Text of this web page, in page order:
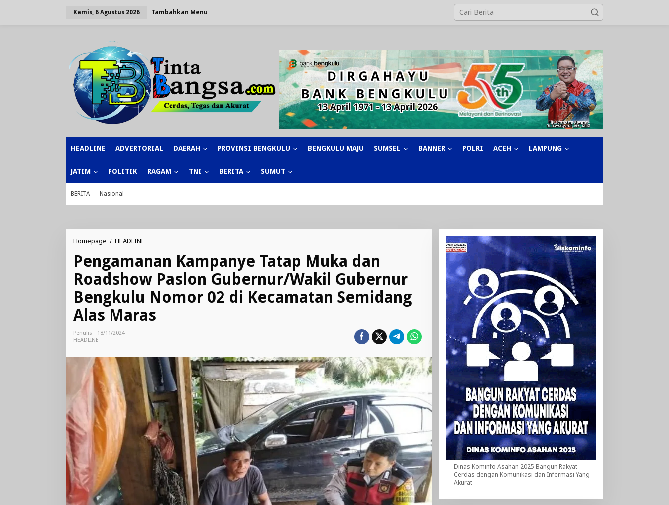
Kamis, 6 Agustus 2026 Tambahkan Menu
HEADLINE ADVERTORIAL DAERAH PROVINSI BENGKULU BENGKULU MAJU SUMSEL BANNER POLRI ACEH LAMPUNG
JATIM POLITIK RAGAM TNI BERITA SUMUT
BERITA Nasional
Homepage / HEADLINE
Tatap
Muka
dan
Roadshow
Paslon
Gubernur/Wakil
Gubernur
Bengkulu
Kecamatan
Semidang
Alas
Maras
Pengamanan Kampanye Tatap Muka dan
Roadshow Paslon Gubernur/Wakil Gubernur
Bengkulu Nomor 02 di Kecamatan Semidang
Alas Maras
Penulis
18/11/2024
HEADLINE
Dinas Kominfo Asahan 2025 Bangun Rakyat
Cerdas dengan Komunikasi dan Informasi Yang
Akurat